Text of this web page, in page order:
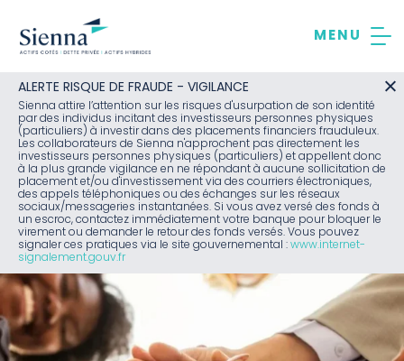
contenu
ALERTE RISQUE DE FRAUDE - VIGILANCE
Sienna attire l’attention sur les risques d'usurpation de son identité
par des individus incitant des investisseurs personnes physiques
(particuliers) à investir dans des placements financiers frauduleux.
Les collaborateurs de Sienna n'approchent pas directement les
investisseurs personnes physiques (particuliers) et appellent donc
à la plus grande vigilance en ne répondant à aucune sollicitation de
placement et/ou d'investissement via des courriers électroniques,
des appels téléphoniques ou des échanges sur les réseaux
sociaux/messageries instantanées. Si vous avez versé des fonds à
un escroc, contactez immédiatement votre banque pour bloquer le
virement ou demander le retour des fonds versés. Vous pouvez
signaler ces pratiques via le site gouvernemental : www.internet-
signalement.gouv.fr